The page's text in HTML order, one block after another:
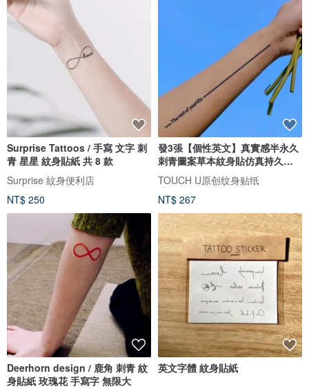
Surprise Tattoos / 手寫 文字 刺
青 星星 紋身貼紙 共 8 款
Surprise 紋身便利店
NT$ 250
發3張【個性英文】真實感半永久
刺青圖案草本紋身貼仿真持久防
水
TOUCH U原创纹身贴纸
NT$ 267
Deerhorn design / 鹿角 刺青 紋
身貼紙 玫瑰花 手寫字 無限大
英文字體 紋身貼紙